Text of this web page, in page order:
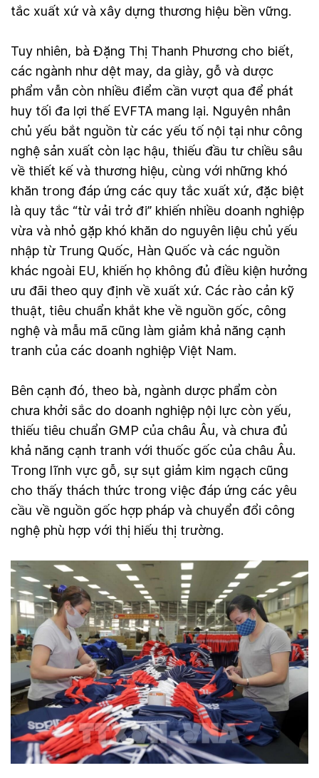
tắc xuất xứ và xây dựng thương hiệu bền vững.
Tuy nhiên, bà Đặng Thị Thanh Phương cho biết,
các ngành như dệt may, da giày, gỗ và dược
phẩm vẫn còn nhiều điểm cần vượt qua để phát
huy tối đa lợi thế EVFTA mang lại. Nguyên nhân
chủ yếu bắt nguồn từ các yếu tố nội tại như công
nghệ sản xuất còn lạc hậu, thiếu đầu tư chiều sâu
về thiết kế và thương hiệu, cùng với những khó
khăn trong đáp ứng các quy tắc xuất xứ, đặc biệt
là quy tắc “từ vải trở đi” khiến nhiều doanh nghiệp
vừa và nhỏ gặp khó khăn do nguyên liệu chủ yếu
nhập từ Trung Quốc, Hàn Quốc và các nguồn
khác ngoài EU, khiến họ không đủ điều kiện hưởng
ưu đãi theo quy định về xuất xứ. Các rào cản kỹ
thuật, tiêu chuẩn khắt khe về nguồn gốc, công
nghệ và mẫu mã cũng làm giảm khả năng cạnh
tranh của các doanh nghiệp Việt Nam.
Bên cạnh đó, theo bà, ngành dược phẩm còn
chưa khởi sắc do doanh nghiệp nội lực còn yếu,
thiếu tiêu chuẩn GMP của châu Âu, và chưa đủ
khả năng cạnh tranh với thuốc gốc của châu Âu.
Trong lĩnh vực gỗ, sự sụt giảm kim ngạch cũng
cho thấy thách thức trong việc đáp ứng các yêu
cầu về nguồn gốc hợp pháp và chuyển đổi công
nghệ phù hợp với thị hiếu thị trường.